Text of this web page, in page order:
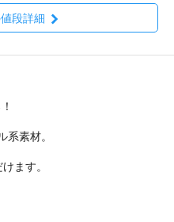
段詳細
素材。
ます。